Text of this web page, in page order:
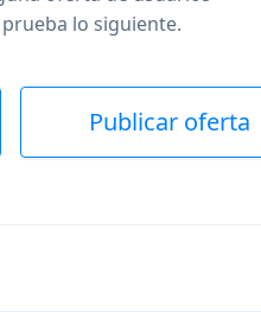
lo siguiente.
Publicar oferta